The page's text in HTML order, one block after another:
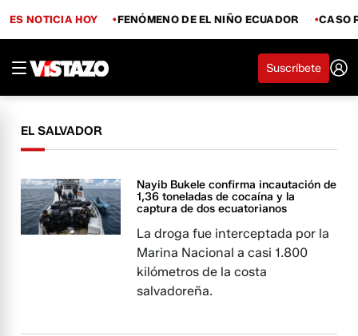
ES NOTICIA HOY FENÓMENO DE EL NIÑO ECUADOR CASO
Suscríbete
EL SALVADOR
Nayib Bukele confirma incautación de
1,36 toneladas de cocaína y la
captura de dos ecuatorianos
La droga fue interceptada por la
Marina Nacional a casi 1.800
kilómetros de la costa
salvadoreña.